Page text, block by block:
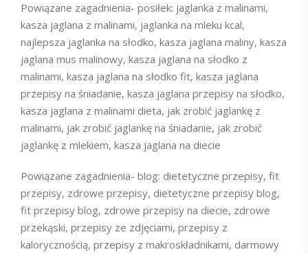
Powiązane zagadnienia- posiłek: jaglanka z malinami,
kasza jaglana z malinami, jaglanka na mleku kcal,
najlepsza jaglanka na słodko, kasza jaglana maliny, kasza
jaglana mus malinowy, kasza jaglana na słodko z
malinami, kasza jaglana na słodko fit, kasza jaglana
przepisy na śniadanie, kasza jaglana przepisy na słodko,
kasza jaglana z malinami dieta, jak zrobić jaglankę z
malinami, jak zrobić jaglankę na śniadanie, jak zrobić
jaglankę z mlekiem, kasza jaglana na diecie
Powiązane zagadnienia- blog: dietetyczne przepisy, fit
przepisy, zdrowe przepisy, dietetyczne przepisy blog,
fit przepisy blog, zdrowe przepisy na diecie, zdrowe
przekąski, przepisy ze zdjęciami, przepisy z
kalorycznością, przepisy z makroskładnikami, darmowy